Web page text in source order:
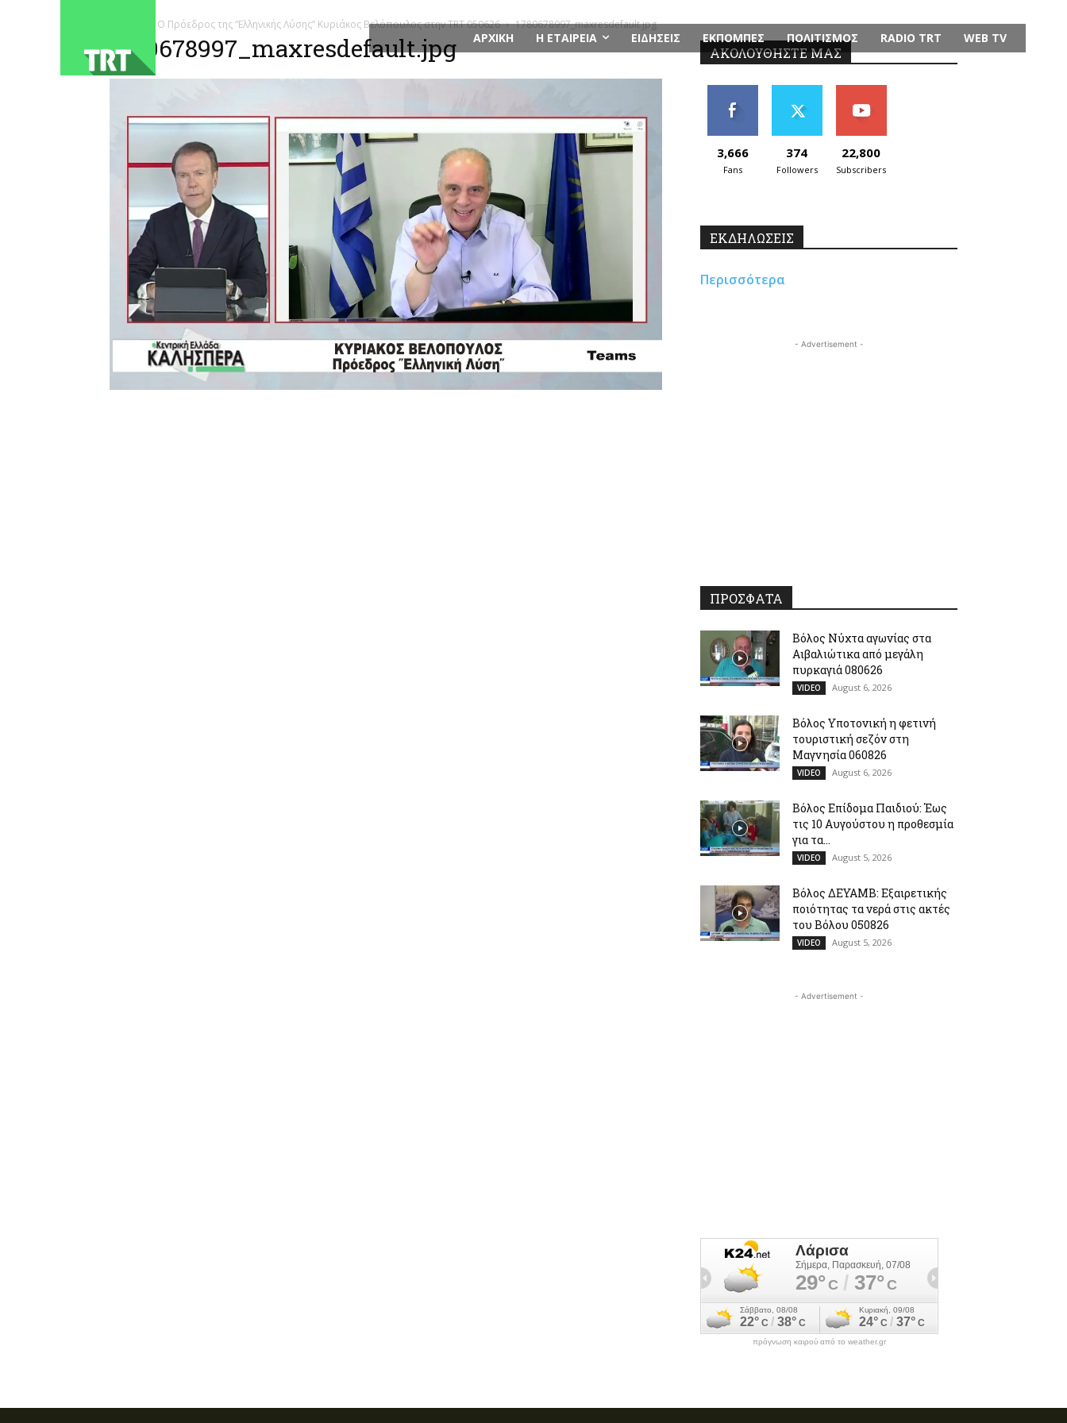
ΑΡΧΙΚΗ Η ΕΤΑΙΡΕΙΑ ΕΙΔΗΣΕΙΣ ΕΚΠΟΜΠΕΣ ΠΟΛΙΤΙΣΜΟΣ RADIO TRT WEB TV
Ο Πρόεδρος της “Ελληνικής Λύσης” Κυριάκος Βελόπουλος στην TRT 050626 1780678997_maxresdefault.jpg
1780678997_maxresdefault.jpg ΑΚΟΛΟΥΘΗΣΤΕ ΜΑΣ
3,666
Fans
374
Followers
22,800
Subscribers
ΕΚΔΗΛΩΣΕΙΣ
Περισσότερα
- Advertisement -
ΠΡΟΣΦΑΤΑ
Βόλος Νύχτα αγωνίας στα
Αιβαλιώτικα από μεγάλη
πυρκαγιά 080626
VIDEO August 6, 2026
Βόλος Υποτονική η φετινή
τουριστική σεζόν στη
Μαγνησία 060826
VIDEO August 6, 2026
Βόλος Επίδομα Παιδιού: Έως
τις 10 Αυγούστου η προθεσμία
για τα...
VIDEO August 5, 2026
Βόλος ΔΕΥΑΜΒ: Εξαιρετικής
ποιότητας τα νερά στις ακτές
του Βόλου 050826
VIDEO August 5, 2026
- Advertisement -
πρόγνωση καιρού από το weather.gr